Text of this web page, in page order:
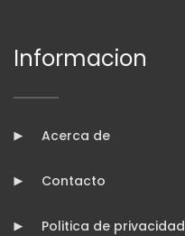
Informacion
Acerca de
Contacto
Politica de privacidad